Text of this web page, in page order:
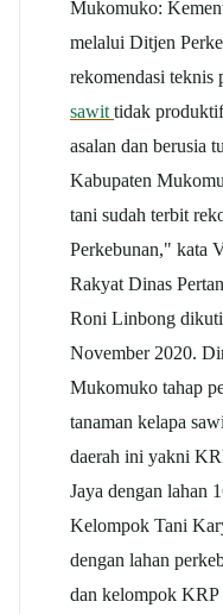
Mukomuko:
melalui Ditjen
rekomendasi teknis
sawit tidak
asalan dan berusia
Kabupaten
tani sudah terbit
Perkebunan," kata
Rakyat Dinas
Roni Linbong
November 2020.
Mukomuko tahap
tanaman kelapa
daerah ini yakni
Jaya dengan lahan
Kelompok Tani
dengan lahan
dan kelompok KRP